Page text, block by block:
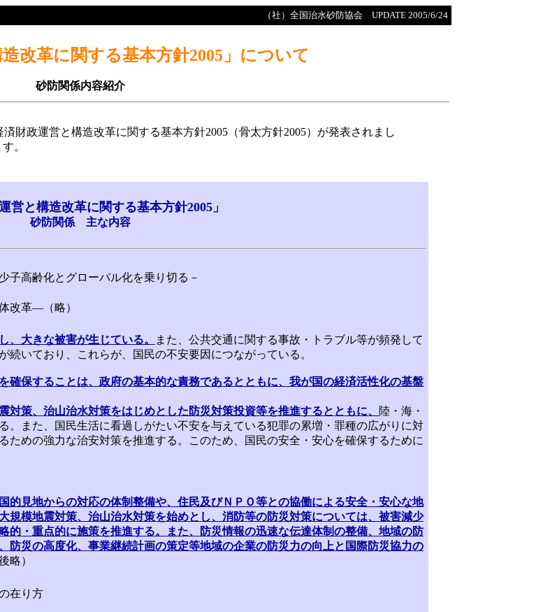
（社）全国治水砂防協会 UPDATE 2005/6/24
造改革に関する基本方針2005」について
砂防関係内容紹介
財政運営と構造改革に関する基本方針2005（骨太方針2005）が発表されまし
。
営と構造改革に関する基本方針2005」
砂防関係 主な内容
子高齢化とグローバル化を乗り切る－
改革―（略）
大きな被害が生じている。
また、公共交通に関する事故・トラブル等が頻発して
続いており、これらが、国民の不安要因につながっている。
確保することは、政府の基本的な責務であるとともに、我が国の経済活性化の基盤
対策、治山治水対策をはじめとした防災対策投資等を推進するとともに、
陸・海・
。また、国民生活に看過しがたい不安を与えている犯罪の累増・罪種の広がりに対
ための強力な治安対策を推進する。このため、国民の安全・安心を確保するために
見地からの対応の体制整備や、住民及びＮＰＯ等との協働による安全・安心な地
規模地震対策、治山治水対策を始めとし、消防等の防災対策については、被害減少
的・重点的に施策を推進する。また、防災情報の迅速な伝達体制の整備、地域の防
防災の高度化、事業継続計画の策定等地域の企業の防災力の向上と国際防災協力の
略）
在り方